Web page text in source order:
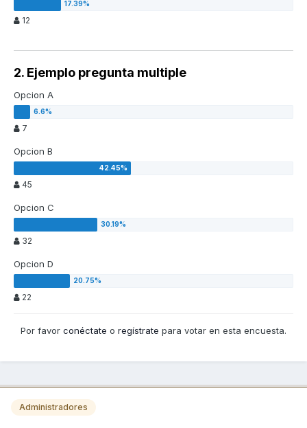
12
2. Ejemplo pregunta multiple
Opcion A
7
Opcion B
45
Opcion C
32
Opcion D
22
Por favor conéctate o regístrate para votar en esta encuesta.
Administradores